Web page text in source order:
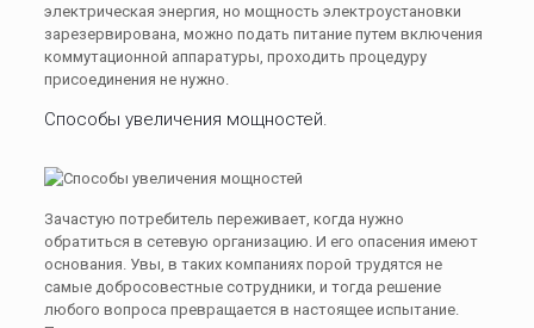
электрическая энергия, но мощность электроустановки
зарезервирована, можно подать питание путем включения
коммутационной аппаратуры, проходить процедуру
присоединения не нужно.
Способы увеличения мощностей.
Зачастую потребитель переживает, когда нужно
обратиться в сетевую организацию. И его опасения имеют
основания. Увы, в таких компаниях порой трудятся не
самые добросовестные сотрудники, и тогда решение
любого вопроса превращается в настоящее испытание.